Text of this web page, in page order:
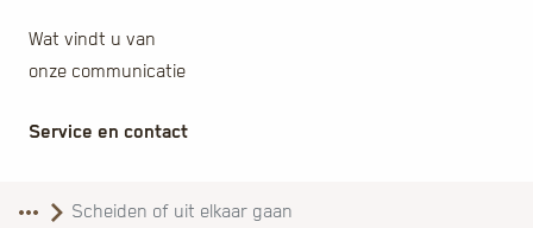
Wat vindt u van
onze communicatie
Service en contact